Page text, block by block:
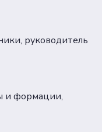
руководитель
и формации,